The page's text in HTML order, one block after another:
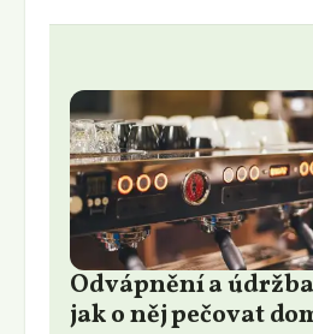
Odvápnění a
jak o něj pečovat